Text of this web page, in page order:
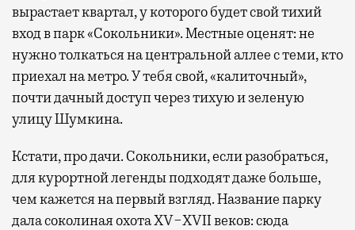
вырастает квартал, у которого будет свой тихий
вход в парк «Сокольники». Местные оценят: не
нужно толкаться на центральной аллее с теми, кто
приехал на метро. У тебя свой, «калиточный»,
почти дачный доступ через тихую и зеленую
улицу Шумкина.
Кстати, про дачи. Сокольники, если разобраться,
для курортной легенды подходят даже больше,
чем кажется на первый взгляд. Название парку
дала соколиная охота XV−XVII веков: сюда